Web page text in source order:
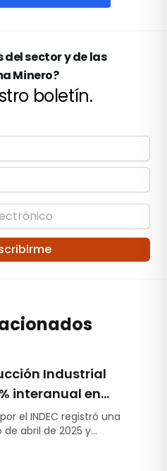
sector y de las
Minero?
boletín.
Industrial
interanual en
el INDEC registró una
de abril de 2025 y
del 7,4% durante el
El litio y los